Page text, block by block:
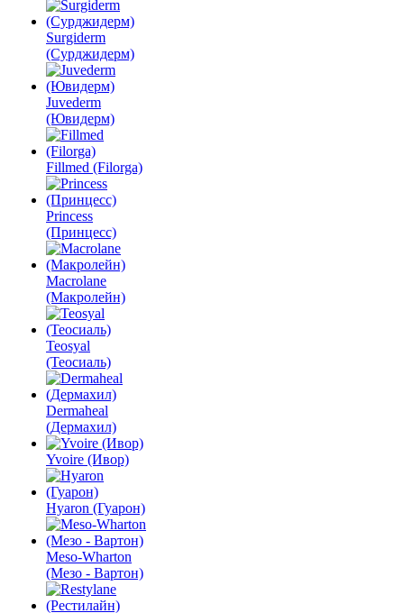
Surgiderm
(Сурджидерм)
Juvederm
(Ювидерм)
Fillmed (Filorga)
Princess
(Принцесс)
Macrolane
(Макролейн)
Teosyal
(Теосиаль)
Dermaheal
(Дермахил)
Yvoire (Ивор)
Hyaron (Гуарон)
Meso-Wharton
(Мезо - Вартон)